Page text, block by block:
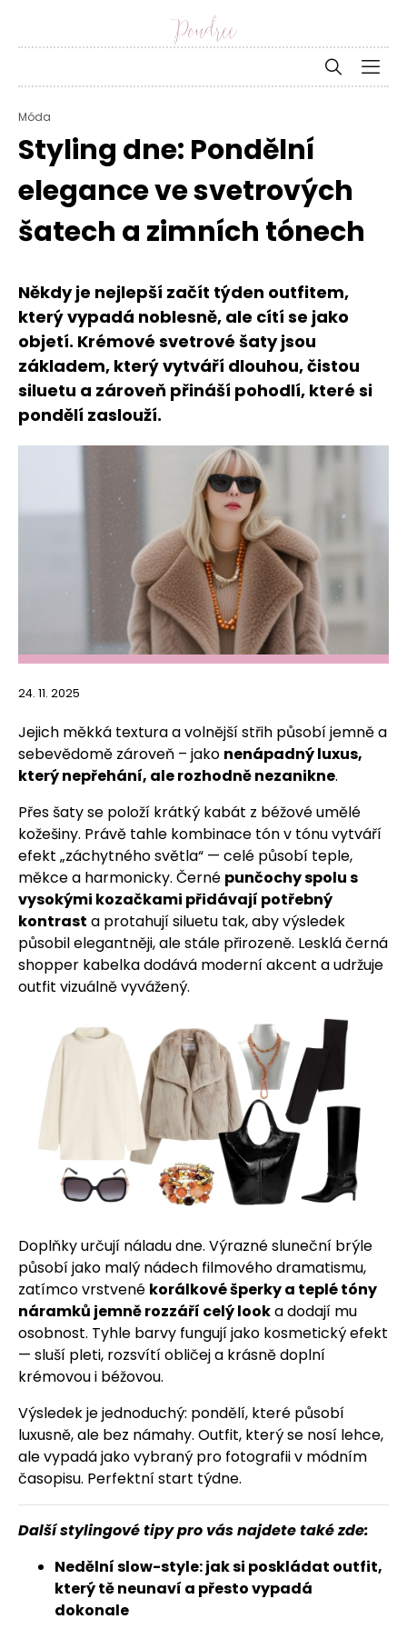
Móda
Styling dne: Pondělní
elegance ve svetrových
šatech a zimních tónech
Někdy je nejlepší začít týden outfitem,
který vypadá noblesně, ale cítí se jako
objetí. Krémové svetrové šaty jsou
základem, který vytváří dlouhou, čistou
siluetu a zároveň přináší pohodlí, které si
pondělí zaslouží.
24. 11. 2025
Jejich měkká textura a volnější střih působí jemně a
sebevědomě zároveň – jako nenápadný luxus,
který nepřehání, ale rozhodně nezanikne.
Přes šaty se položí krátký kabát z béžové umělé
kožešiny. Právě tahle kombinace tón v tónu vytváří
efekt „záchytného světla“ — celé působí teple,
měkce a harmonicky. Černé punčochy spolu s
vysokými kozačkami přidávají potřebný
kontrast a protahují siluetu tak, aby výsledek
působil elegantněji, ale stále přirozeně. Lesklá černá
shopper kabelka dodává moderní akcent a udržuje
outfit vizuálně vyvážený.
Doplňky určují náladu dne. Výrazné sluneční brýle
působí jako malý nádech filmového dramatismu,
zatímco vrstvené korálkové šperky a teplé tóny
náramků jemně rozzáří celý looka dodají mu
osobnost. Tyhle barvy fungují jako kosmetický efekt
— sluší pleti, rozsvítí obličej a krásně doplní
krémovou i béžovou.
Výsledek je jednoduchý: pondělí, které působí
luxusně, ale bez námahy. Outfit, který se nosí lehce,
ale vypadá jako vybraný pro fotografii v módním
časopisu. Perfektní start týdne.
Další stylingové tipy pro vás najdete také zde:
Nedělní slow-style: jak si poskládat outfit,
který tě neunaví a přesto vypadá
dokonale